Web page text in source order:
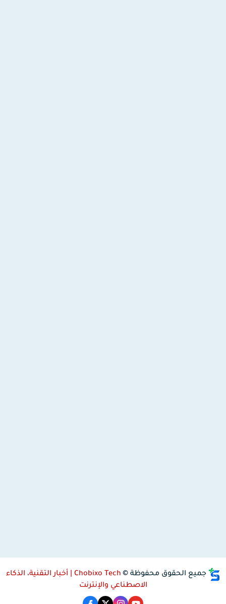
جميع الحقوق محفوظة ©
Chobixo Tech | أخبار التقنية، الذكاء
الاصطناعي والإنترنت